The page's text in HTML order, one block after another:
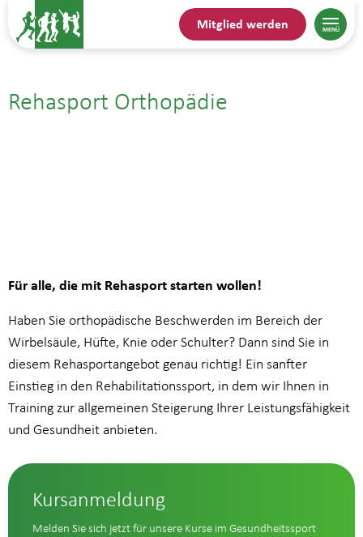
Mitglied werden
Rehasport Orthopädie
30.09.| 14:00
Für alle, die mit Rehasport starten wollen!
Haben Sie orthopädische Beschwerden im Bereich der
Wirbelsäule, Hüfte, Knie oder Schulter? Dann sind Sie in
diesem Rehasportangebot genau richtig! Ein sanfter
Einstieg in den Rehabilitationssport, in dem wir Ihnen in
Training zur allgemeinen Steigerung Ihrer Leistungsfähigkeit
und Gesundheit anbieten.
Kursanmeldung
Melden Sie sich jetzt für unsere Kurse im Gesundheitssport